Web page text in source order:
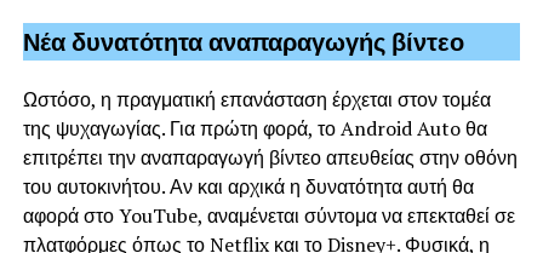
Νέα δυνατότητα αναπαραγωγής βίντεο
Ωστόσο, η πραγματική επανάσταση έρχεται στον τομέα
της ψυχαγωγίας. Για πρώτη φορά, το Android Auto θα
επιτρέπει την αναπαραγωγή βίντεο απευθείας στην οθόνη
του αυτοκινήτου. Αν και αρχικά η δυνατότητα αυτή θα
αφορά στο YouTube, αναμένεται σύντομα να επεκταθεί σε
πλατφόρμες όπως το Netflix και το Disney+. Φυσικά, η